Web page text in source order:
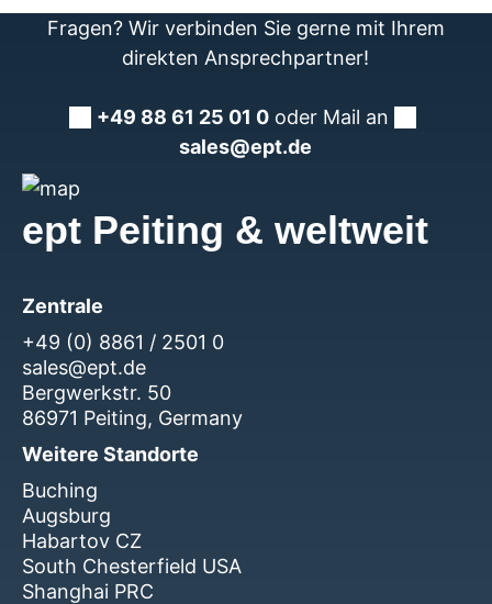
Fragen? Wir verbinden Sie gerne mit Ihrem
direkten Ansprechpartner!
+49 88 61 25 01 0 oder Mail an
sales@ept.de
ept Peiting & weltweit
Zentrale
+49 (0) 8861 / 2501 0
sales@ept.de
Bergwerkstr. 50
86971 Peiting, Germany
Weitere Standorte
Buching
Augsburg
Habartov CZ
South Chesterfield USA
Shanghai PRC